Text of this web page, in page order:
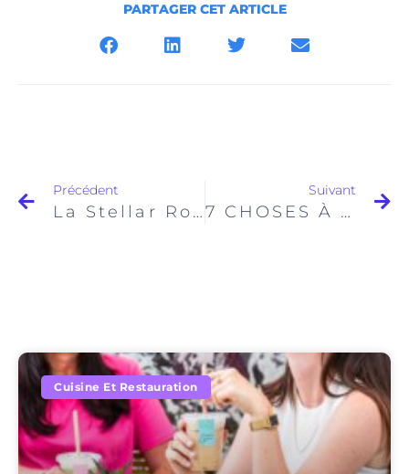
PARTAGER CET ARTICLE
Précédent
La Stellar Room de STELLA MIA Paris 3 : 1 salle secrète pour un brunch d’exception
Suivant
7 CHOSES À SAVOIR SUR L’UBE LATTE, LA BOISSON VIOLETTE QUI FAIT RÊVER
Cuisine Et Restauration